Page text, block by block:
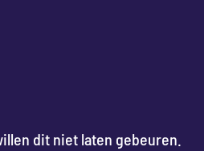
dit niet laten gebeuren.